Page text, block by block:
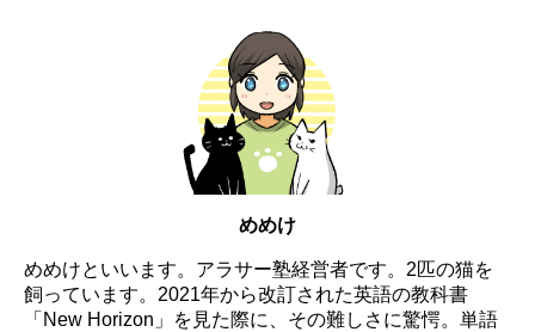
めめけ
めめけといいます。アラサー塾経営者です。2匹の猫を
飼っています。2021年から改訂された英語の教科書
「New Horizon」を見た際に、その難しさに驚愕。単語